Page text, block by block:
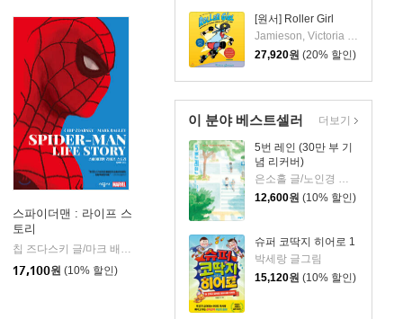
[원서] Roller Girl
27,920원 (20% 할인)
이 분야 베스트셀러
5번 레인 (30만 부 기
념 리커버)
12,600원 (10% 할인)
슈퍼 코딱지 히어로 1
박세랑 글그림
15,120원 (10% 할인)
더보기
스파이더맨 : 라이프 스
토리
칩 즈다스키 글/마크 배글리 그림/임태현 역 | 시공사
17,100원 (10% 할인)